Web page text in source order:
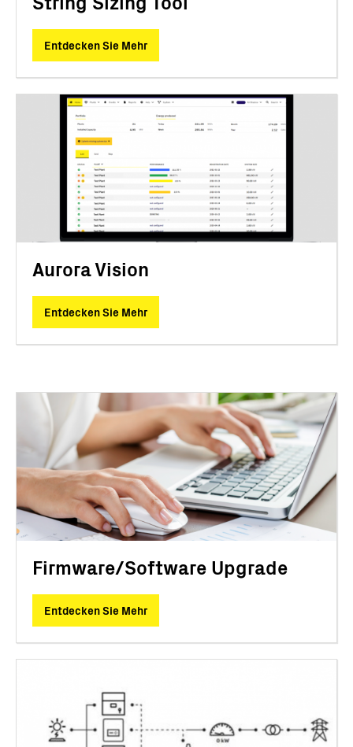
Entdecken Sie Mehr
Aurora Vision
Entdecken Sie Mehr
Firmware/Software Upgrade
Entdecken Sie Mehr